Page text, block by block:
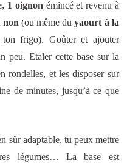
1 oignon émincé et revenu à
non(ou même du yaourt à la
frigo). Goûter et ajouter
peu. Etaler cette base sur la
rondelles, et les disposer sur
de minutes, jusqu’à ce que
sûr adaptable, tu peux mettre
légumes… La base est